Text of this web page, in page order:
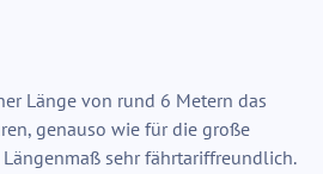
Länge von rund 6 Metern das
genauso wie für die große
Längenmaß sehr fährtariffreundlich.